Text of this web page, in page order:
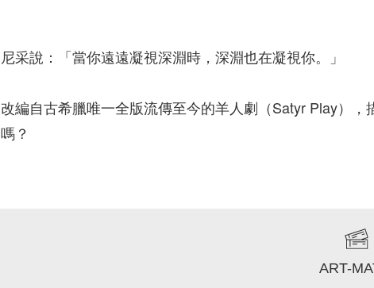
尼采說：「當你遠遠凝視深淵時，深淵也在凝視你。」
改編自古希臘唯一全版流傳至今的羊人劇（Satyr Play）
嗎？
ART-